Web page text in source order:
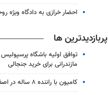
احضار خرازی به دادگاه ویژه
پربازدیدترین ها
توافق اولیه باشگاه
مازندرانی برای خرید جنجالی
کامیون با راننده ۸ ساله در اصفهان توقیف شد